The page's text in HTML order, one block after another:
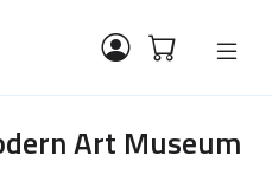
Art Museum